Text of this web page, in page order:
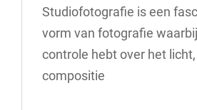
Studiofotografie is een
vorm van fotografie
controle hebt over het
compositie